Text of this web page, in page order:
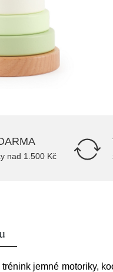
nad 1.500 Kč
jemné motoriky,